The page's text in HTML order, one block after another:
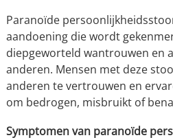
Paranoïde
aandoening die wordt
diepgeworteld wantrouwen en
anderen. Mensen met deze
anderen te vertrouwen en
om bedrogen, misbruikt of
Symptomen van paranoïde